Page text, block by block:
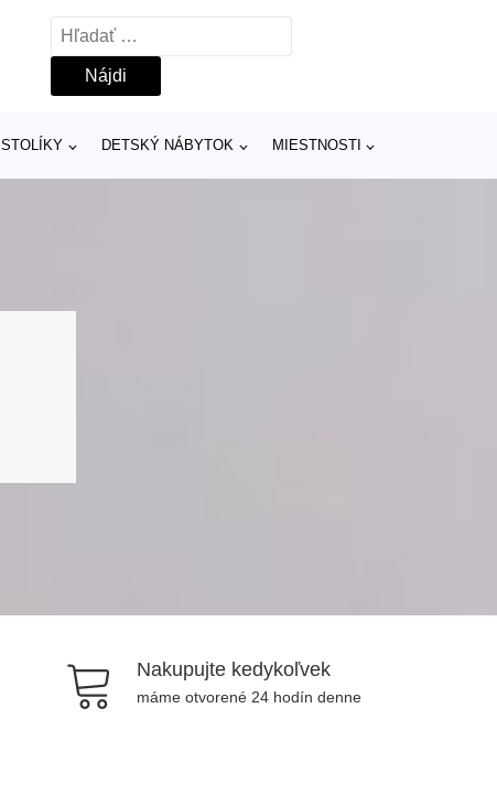
Hľadať:
DETSKÝ NÁBYTOK MIESTNOSTI
Nakupujte kedykoľvek
máme otvorené 24 hodín denne